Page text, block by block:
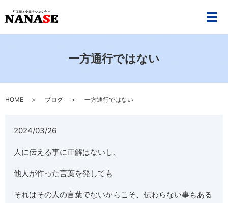
メ
一方通行ではない
HOME ブログ 一方通行ではない
2024/03/26
人に伝える事に正解はないし、
他人が作った言葉を発しても
それはその人の言葉でないからこそ、伝わらない事もある